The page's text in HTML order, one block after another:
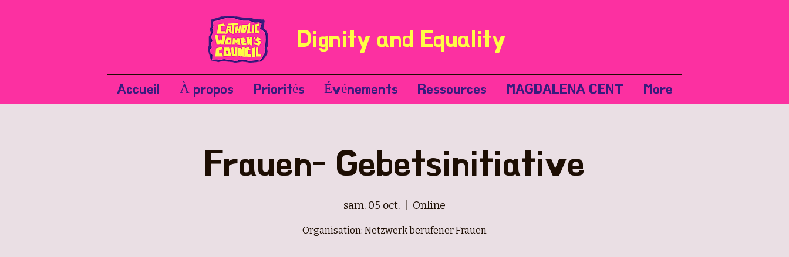
Dignity and Equality
Accueil À propos Priorités Événements Ressources MAGDALENA CENT More
Frauen- Gebetsinitiative
sam. 05 oct. Online
Organisation: Netzwerk berufener Frauen